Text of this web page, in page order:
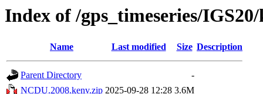
Index of /gps_timeseries/
Name Last modified Size Description
Parent Directory
-
NCDU.2008.kenv.zip 2025-09-28 12:28 3.6M